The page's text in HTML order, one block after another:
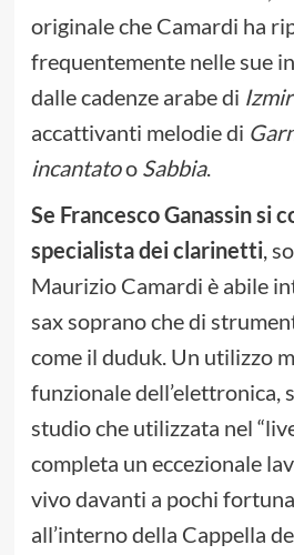
originale che Camardi ha
frequentemente nelle sue
dalle cadenze arabe di Izmir
accattivanti melodie di
incantatoo Sabbia.
Se Francesco Ganassin si
specialista dei clarinetti,
Maurizio Camardi è abile
sax soprano che di
come il duduk. Un utilizzo
funzionale dell’elettronica,
studio che utilizzata nel
completa un eccezionale
vivo davanti a pochi
all’interno della Cappella